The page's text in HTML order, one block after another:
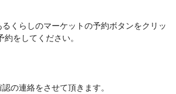
くらしのマーケットの予約ボタンをクリッ
をしてください。
の連絡をさせて頂きます。